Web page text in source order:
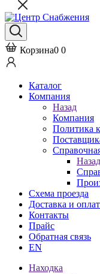
Корзина0 0
Каталог
Компания
Назад
Компания
Политика
Назад
Схема проезда
Доставка и
Контакты
Прайс
Обратная связь
EN
Находка